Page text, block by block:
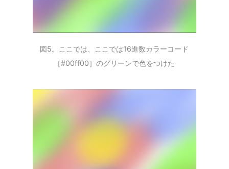
図5。ここでは、ここでは16進数カラーコード
［#00ff00］のグリーンで色をつけた